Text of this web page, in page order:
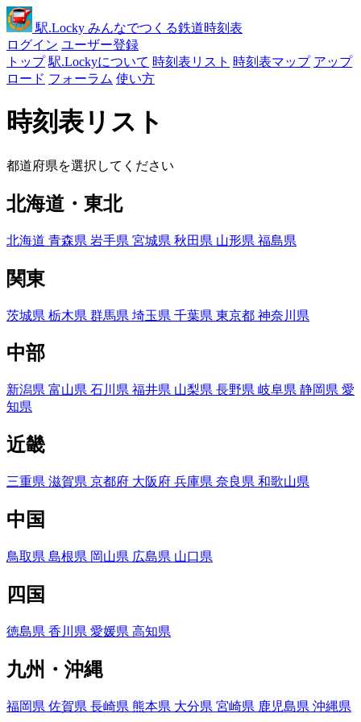
駅.Locky みんなでつくる鉄道時刻表
ログイン ユーザー登録
トップ 駅.Lockyについて 時刻表リスト 時刻表マップ アップ
ロード フォーラム 使い方
時刻表リスト
都道府県を選択してください
北海道・東北
北海道 青森県 岩手県 宮城県 秋田県 山形県 福島県
関東
茨城県 栃木県 群馬県 埼玉県 千葉県 東京都 神奈川県
中部
新潟県 富山県 石川県 福井県 山梨県 長野県 岐阜県 静岡県 愛
知県
近畿
三重県 滋賀県 京都府 大阪府 兵庫県 奈良県 和歌山県
中国
鳥取県 島根県 岡山県 広島県 山口県
四国
徳島県 香川県 愛媛県 高知県
九州・沖縄
福岡県 佐賀県 長崎県 熊本県 大分県 宮崎県 鹿児島県 沖縄県